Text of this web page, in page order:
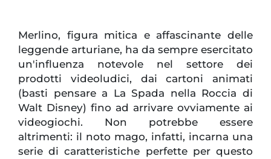
Merlino, figura mitica e affascinante delle
leggende arturiane, ha da sempre esercitato
un'influenza notevole nel settore dei
prodotti videoludici, dai cartoni animati
(basti pensare a La Spada nella Roccia di
Walt Disney) fino ad arrivare ovviamente ai
videogiochi. Non potrebbe essere
altrimenti: il noto mago, infatti, incarna una
serie di caratteristiche perfette per questo